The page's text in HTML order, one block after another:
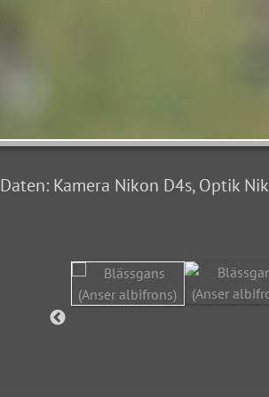
Daten: Kamera Nikon D4s, Optik